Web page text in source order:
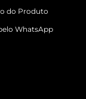
do Produto
WhatsApp